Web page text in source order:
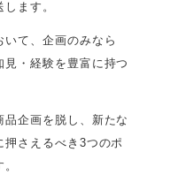
ます。
て、企画のみなら
・経験を豊富に持つ
企画を脱し、新たな
さえるべき3つのポ